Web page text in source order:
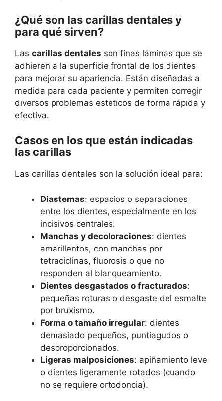
¿Qué son las carillas dentales y
para qué sirven?
Las carillas dentales son finas láminas que se
adhieren a la superficie frontal de los dientes
para mejorar su apariencia. Están diseñadas a
medida para cada paciente y permiten corregir
diversos problemas estéticos de forma rápida y
efectiva.
Casos en los que están indicadas
las carillas
Las carillas dentales son la solución ideal para:
Diastemas: espacios o separaciones
entre los dientes, especialmente en los
incisivos centrales.
Manchas y decoloraciones: dientes
amarillentos, con manchas por
tetraciclinas, fluorosis o que no
responden al blanqueamiento.
Dientes desgastados o fracturados:
pequeñas roturas o desgaste del esmalte
por bruxismo.
Forma o tamaño irregular: dientes
demasiado pequeños, puntiagudos o
desproporcionados.
Ligeras malposiciones: apiñamiento leve
o dientes ligeramente rotados (cuando
no se requiere ortodoncia).